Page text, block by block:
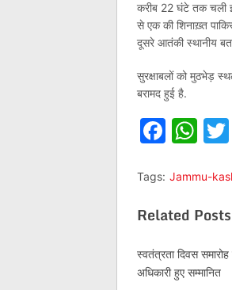
करीब 22 घंटे तक चली
से एक की शिनाख़्त
दूसरे आतंकी स्थानीय
सुरक्षाबलों को मुठभेड़
बरामद हुई है.
Tags: Jammu-
Related Posts
स्वतंत्रता दिवस
अधिकारी हुए सम्मानित